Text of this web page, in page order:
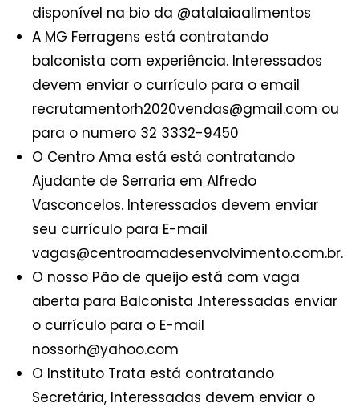
disponível na bio da @atalaiaalimentos
A MG Ferragens está contratando
balconista com experiência. Interessados
devem enviar o currículo para o email
recrutamentorh2020vendas@gmail.com ou
para o numero 32 3332-9450
O Centro Ama está está contratando
Ajudante de Serraria em Alfredo
Vasconcelos. Interessados devem enviar
seu currículo para E-mail
vagas@centroamadesenvolvimento.com.br.
O nosso Pão de queijo está com vaga
aberta para Balconista .Interessadas enviar
o currículo para o E-mail
nossorh@yahoo.com
O Instituto Trata está contratando
Secretária, Interessadas devem enviar o